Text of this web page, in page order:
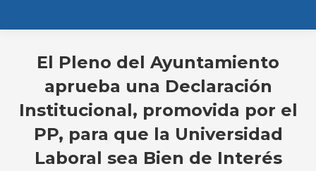
El Pleno del Ayuntamiento
aprueba una Declaración
Institucional, promovida por el
PP, para que la Universidad
Laboral sea Bien de Interés